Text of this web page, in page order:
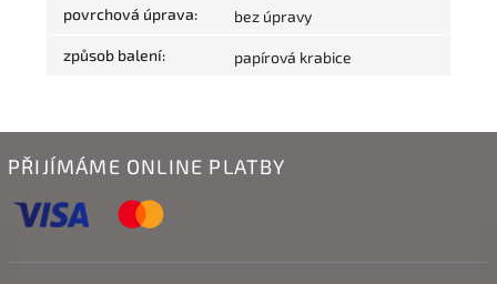
povrchová úprava: bez úpravy
způsob balení: papírová krabice
PŘIJÍMÁME ONLINE PLATBY